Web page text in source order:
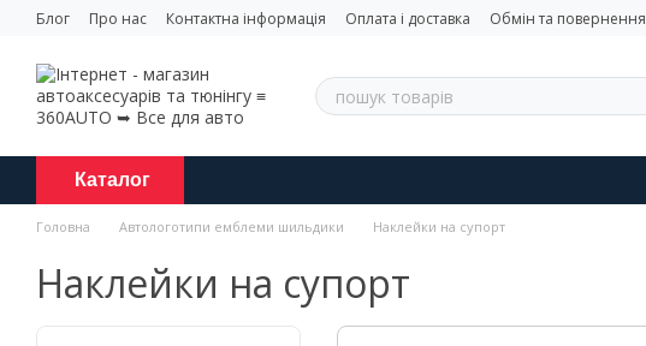
Перейти до основного контенту
Блог Про нас Контактна інформація Оплата і доставка Обмін та повернення
Каталог
Головна Автологотипи емблеми шильдики Наклейки на супорт
Наклейки на супорт